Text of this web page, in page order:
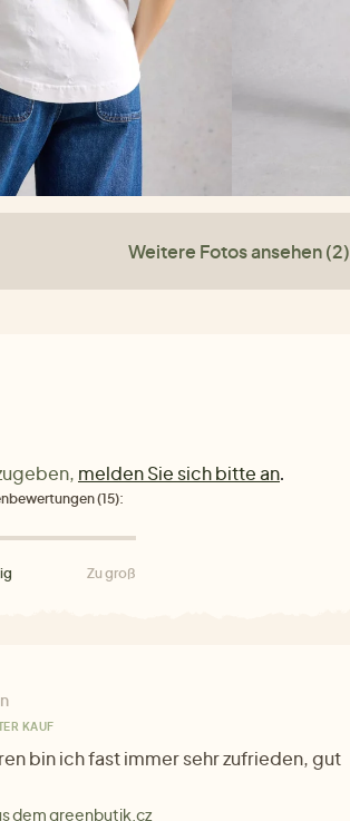
Weitere Fotos ansehen (2)
melden Sie sich bitte an.
(15):
Zu groß
KAUF
bin ich fast immer sehr zufrieden, gut
dem greenbutik.cz